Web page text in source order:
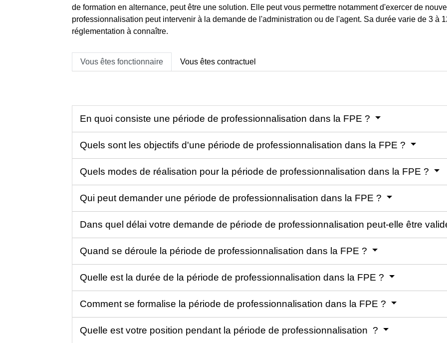
de formation en alternance, peut être une solution. Elle peut vous permettre notamment d'exercer de
professionnalisation peut intervenir à la demande de l'administration ou de l'agent. Sa durée varie de 3 à
réglementation à connaître.
Vous êtes fonctionnaire Vous êtes contractuel
En quoi consiste une période de professionnalisation dans la FPE ?
Quels sont les objectifs d'une période de professionnalisation dans la FPE ?
Quels modes de réalisation pour la période de professionnalisation dans la FPE ?
Qui peut demander une période de professionnalisation dans la FPE ?
Dans quel délai votre demande de période de professionnalisation peut-elle être
Quand se déroule la période de professionnalisation dans la FPE ?
Quelle est la durée de la période de professionnalisation dans la FPE ?
Comment se formalise la période de professionnalisation dans la FPE ?
Quelle est votre position pendant la période de professionnalisation ?